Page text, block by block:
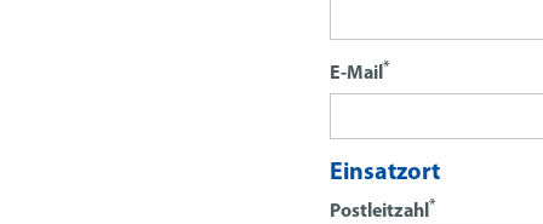
E-Mail *
Einsatzort
Postleitzahl *